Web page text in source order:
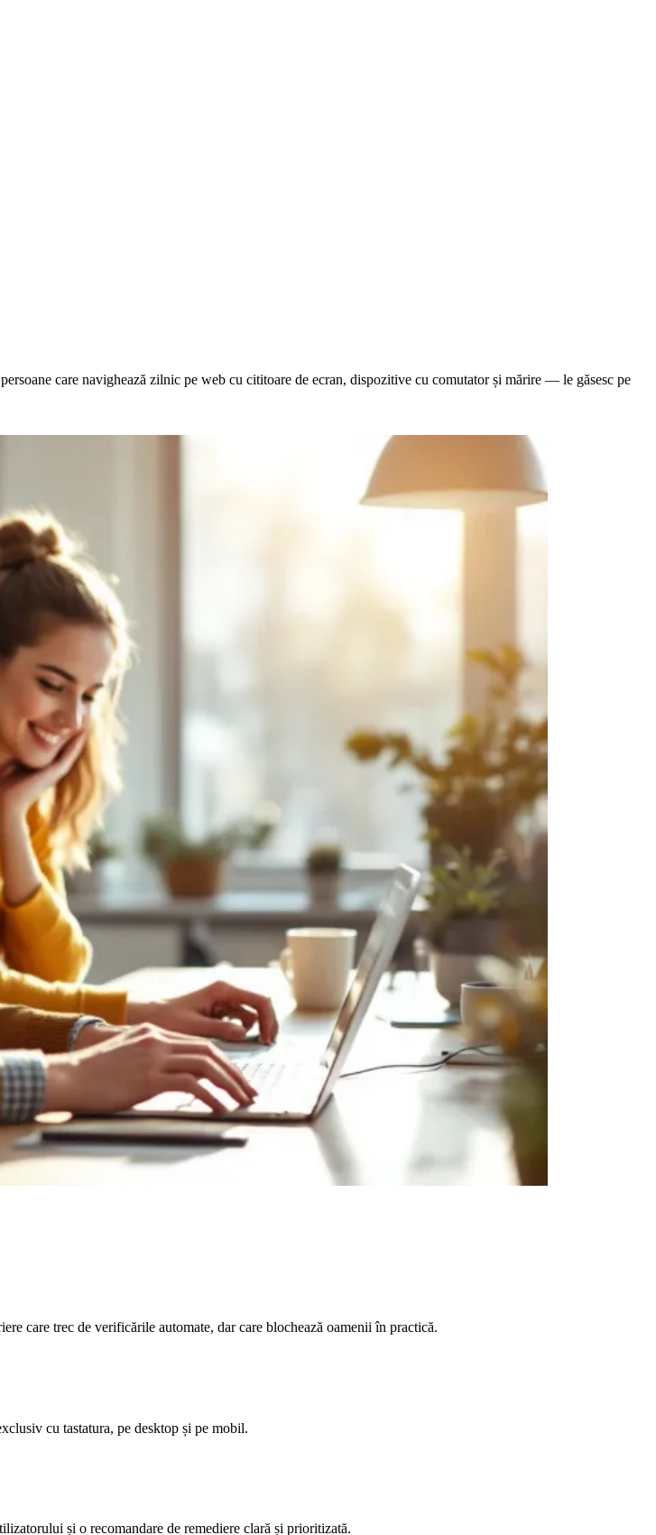
care navighează zilnic pe web cu cititoare de ecran, dispozitive cu comutator și mărire — le găsesc pe
care trec de verificările automate, dar care blochează oamenii în practică.
cu tastatura, pe desktop și pe mobil.
și o recomandare de remediere clară și prioritizată.